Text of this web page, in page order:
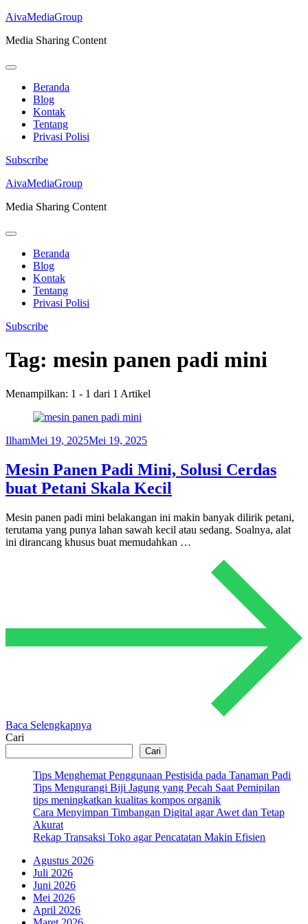
AivaMediaGroup
Media Sharing Content
Beranda
Blog
Kontak
Tentang
Privasi Polisi
Subscribe
Lompat
konten
Enter)
AivaMediaGroup
Media Sharing Content
Beranda
Blog
Kontak
Tentang
Privasi Polisi
Subscribe
Tag: mesin panen padi mini
Menampilkan: 1 - 1 dari 1 Artikel
IlhamMei 19, 2025Mei 19, 2025
Mesin Panen Padi Mini, Solusi Cerdas
buat Petani Skala Kecil
Mesin panen padi mini belakangan ini makin banyak dilirik petani,
terutama yang punya lahan sawah kecil atau sedang. Soalnya, alat
ini dirancang khusus buat memudahkan …
Baca Selengkapnya
Cari
Cari
Tips Menghemat Penggunaan Pestisida pada Tanaman Padi
Tips Mengurangi Biji Jagung yang Pecah Saat Pemipilan
tips meningkatkan kualitas kompos organik
Cara Menyimpan Timbangan Digital agar Awet dan Tetap
Akurat
Rekap Transaksi Toko agar Pencatatan Makin Efisien
Agustus 2026
Juli 2026
Juni 2026
Mei 2026
April 2026